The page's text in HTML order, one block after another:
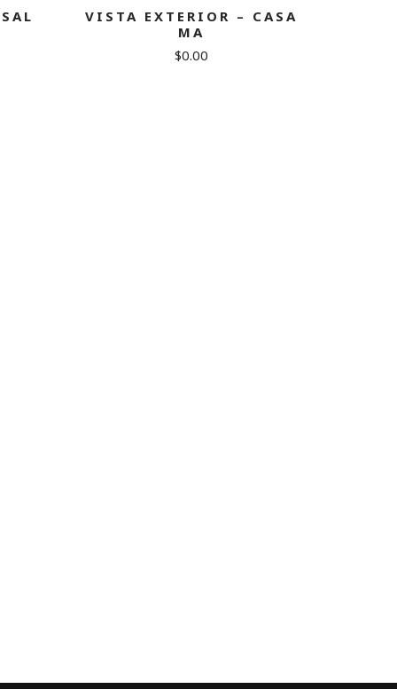
VISTA EXTERIOR – CASA
MA
$0.00